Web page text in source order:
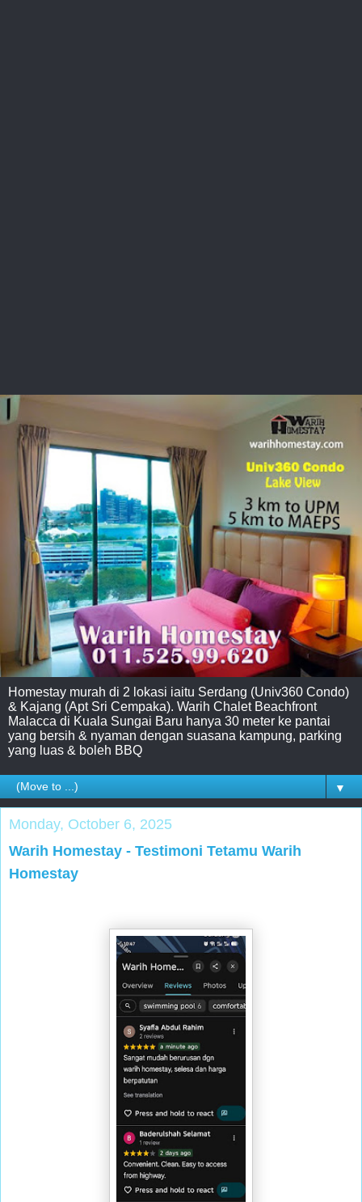
Homestay murah di 2 lokasi iaitu Serdang (Univ360 Condo)
& Kajang (Apt Sri Cempaka). Warih Chalet Beachfront
Malacca di Kuala Sungai Baru hanya 30 meter ke pantai
yang bersih & nyaman dengan suasana kampung, parking
yang luas & boleh BBQ
▼
Monday, October 6, 2025
Warih Homestay - Testimoni Tetamu Warih
Homestay